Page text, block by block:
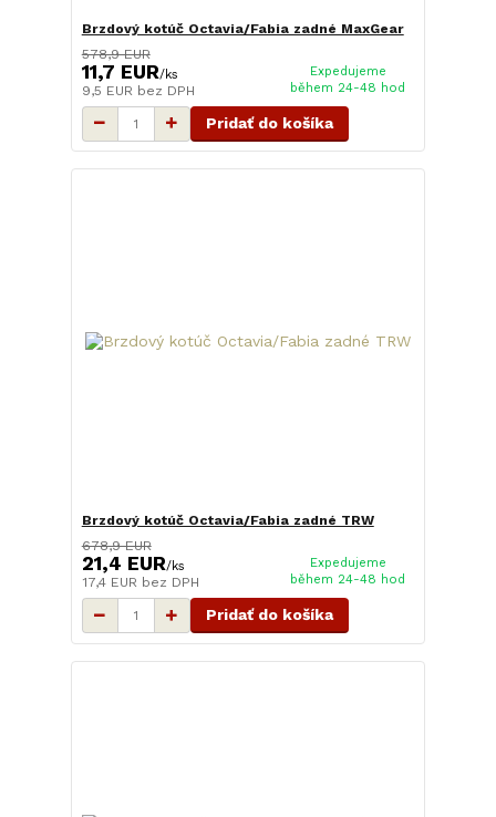
Brzdový kotúč Octavia/Fabia zadné MaxGear
578,9 EUR
11,7 EUR/ks
9,5 EUR bez DPH
Expedujeme
během 24-48 hod
Pridať do košíka
Brzdový kotúč Octavia/Fabia zadné TRW
678,9 EUR
21,4 EUR/ks
17,4 EUR bez DPH
Expedujeme
během 24-48 hod
Pridať do košíka